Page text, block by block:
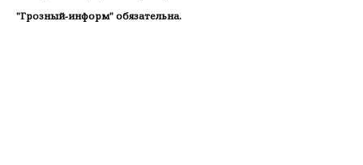
"Грозный-информ" обязательна.